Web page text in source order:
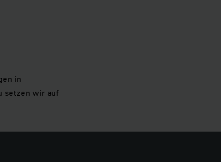
in
setzen wir auf